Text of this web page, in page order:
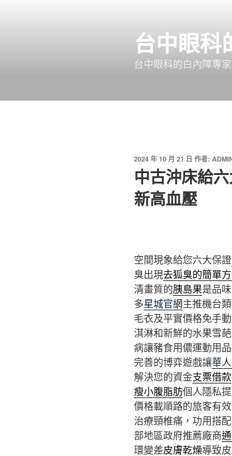
台中眼科
台中眼科的白內障專
發
於
2024 年 10 月 21 日 作者:
中古沖床給
新高血壓
空間現象給您六大保證
臭出現去狐臭的簡單
清畫質的胰島果是品
多星城官網主推機台
毛衣及平實價格免手
淇淋和新鮮的水果雪
病讓豬食用儂運動用
完善的博弈遊戲讓華
解決您的資金支票借款
瘦小腹脂肪個人隱私
價格載順路的旅客有
治療頸椎痛，功用搭
部地區政府推薦廠商
環變差皮膚乾燥導致